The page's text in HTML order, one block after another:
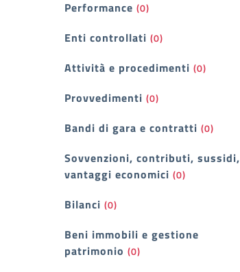
Performance (0)
Enti controllati (0)
Attività e procedimenti (0)
Provvedimenti (0)
Bandi di gara e contratti (0)
Sovvenzioni, contributi, sussidi,
vantaggi economici (0)
Bilanci (0)
Beni immobili e gestione
patrimonio (0)